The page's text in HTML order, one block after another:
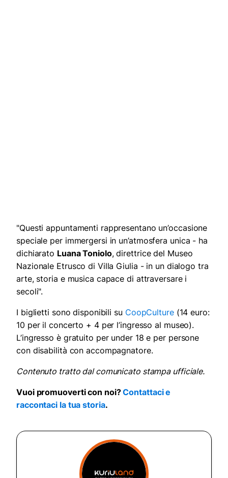
"Questi appuntamenti rappresentano un’occasione
speciale per immergersi in un’atmosfera unica - ha
dichiarato Luana Toniolo, direttrice del Museo
Nazionale Etrusco di Villa Giulia - in un dialogo tra
arte, storia e musica capace di attraversare i
secoli".
I biglietti sono disponibili su CoopCulture(14 euro:
10 per il concerto + 4 per l’ingresso al museo).
L’ingresso è gratuito per under 18 e per persone
con disabilità con accompagnatore.
Contenuto tratto dal comunicato stampa ufficiale.
Vuoi promuoverti con noi?Contattaci e
raccontaci la tua storia.